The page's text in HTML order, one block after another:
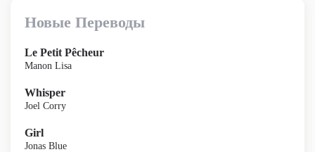
Новые Переводы
Le Petit Pêcheur
Manon Lisa
Whisper
Joel Corry
Girl
Jonas Blue